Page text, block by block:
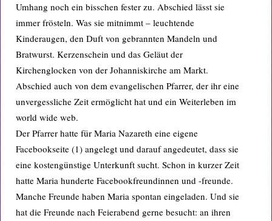
Umhang noch ein bisschen fester zu. Abschied lässt sie
immer frösteln. Was sie mitnimmt – leuchtende
Kinderaugen, den Duft von gebrannten Mandeln und
Bratwurst. Kerzenschein und das Geläut der
Kirchenglocken von der Johanniskirche am Markt.
Abschied auch von dem evangelischen Pfarrer, der ihr eine
unvergessliche Zeit ermöglicht hat und ein Weiterleben im
world wide web.
Der Pfarrer hatte für Maria Nazareth eine eigene
Facebookseite (1) angelegt und darauf angedeutet, dass sie
eine kostengünstige Unterkunft sucht. Schon in kurzer Zeit
hatte Maria hunderte Facebookfreundinnen und -freunde.
Manche Freunde haben Maria spontan eingeladen. Und sie
hat die Freunde nach Feierabend gerne besucht: an ihren